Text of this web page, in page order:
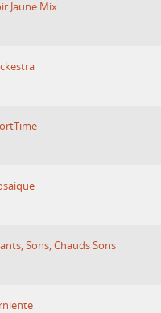
Jaune Mix
Sons, Chauds Sons